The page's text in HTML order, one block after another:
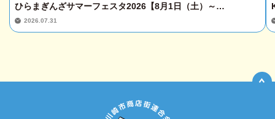
ひらまぎんざサマーフェスタ2026【8月1日（土）～…
2026.07.31